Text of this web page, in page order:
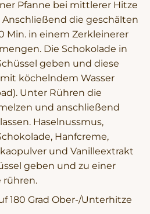
Pfanne bei mittlerer Hitze
Anschließend die geschälten
Min. in einem Zerkleinerer
Die Schokolade in
geben und diese
köchelndem Wasser
Unter Rühren die
und anschließend
Haselnussmus,
Hanfcreme,
und Vanilleextrakt
geben und zu einer
rühren.
180 Grad Ober-/Unterhitze